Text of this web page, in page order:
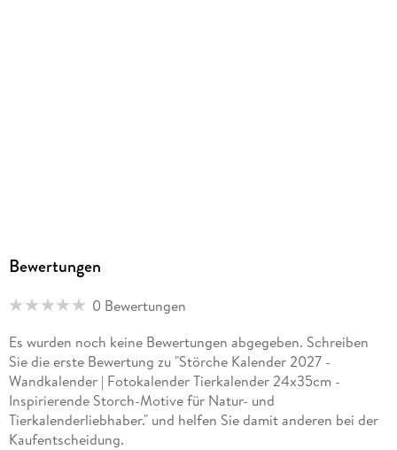
Bewertungen
0 Bewertungen
Es wurden noch keine Bewertungen abgegeben. Schreiben
Sie die erste Bewertung zu "Störche Kalender 2027 -
Wandkalender | Fotokalender Tierkalender 24x35cm -
Inspirierende Storch-Motive für Natur- und
Tierkalenderliebhaber." und helfen Sie damit anderen bei der
Kaufentscheidung.